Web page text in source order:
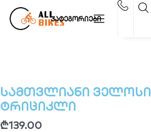
content
კატეგორიები
სამთვლიანი
ტრიციკლი
₾139.00